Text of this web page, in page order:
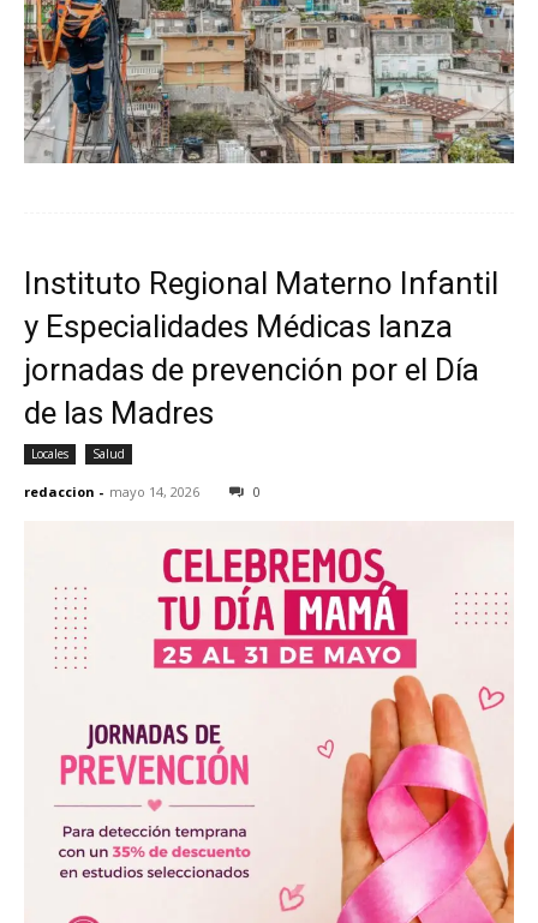
Instituto Regional Materno Infantil
y Especialidades Médicas lanza
jornadas de prevención por el Día
de las Madres
Locales Salud
redaccion - mayo 14, 2026 0